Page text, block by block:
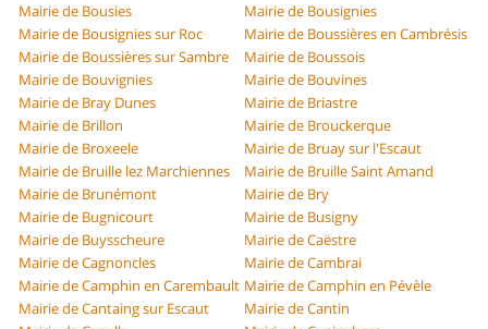
Mairie de Bousies
Mairie de Bousignies
Mairie de Bousignies sur Roc
Mairie de Boussières en Cambrésis
Mairie de Boussières sur Sambre
Mairie de Boussois
Mairie de Bouvignies
Mairie de Bouvines
Mairie de Bray Dunes
Mairie de Briastre
Mairie de Brillon
Mairie de Brouckerque
Mairie de Broxeele
Mairie de Bruay sur l'Escaut
Mairie de Bruille lez Marchiennes
Mairie de Bruille Saint Amand
Mairie de Brunémont
Mairie de Bry
Mairie de Bugnicourt
Mairie de Busigny
Mairie de Buysscheure
Mairie de Caëstre
Mairie de Cagnoncles
Mairie de Cambrai
Mairie de Camphin en Carembault Mairie de Camphin en Pévèle
Mairie de Cantaing sur Escaut
Mairie de Cantin